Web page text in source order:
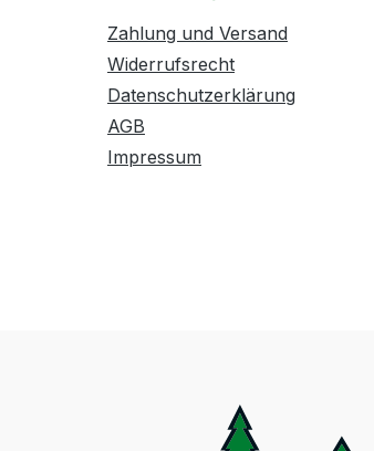
Zahlung und Versand
Widerrufsrecht
Datenschutzerklärung
AGB
Impressum